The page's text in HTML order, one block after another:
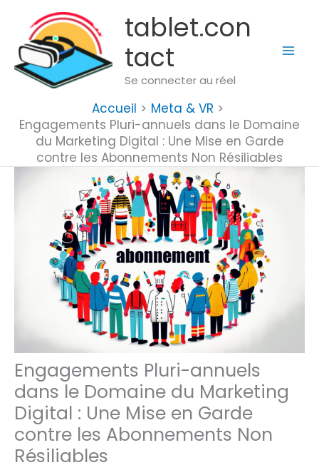
contenu
tablet.con
tact
Se connecter au réel
Accueil
Meta & VR
Engagements Pluri-annuels dans le Domaine
du Marketing Digital : Une Mise en Garde
contre les Abonnements Non Résiliables
Engagements Pluri-annuels
dans le Domaine du Marketing
Digital : Une Mise en Garde
contre les Abonnements Non
Résiliables